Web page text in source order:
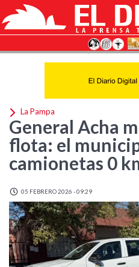
La Pampa
General Acha
flota: el
camionetas 0
05 FEBRERO 2026 - 09:29